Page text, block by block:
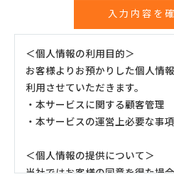
＜個人情報の利用目的＞
お客様よりお預かりした個人情
利用させていただきます。
・本サービスに関する顧客管理
・本サービスの運営上必要な事
＜個人情報の提供について＞
当社ではお客様の同意を得た場